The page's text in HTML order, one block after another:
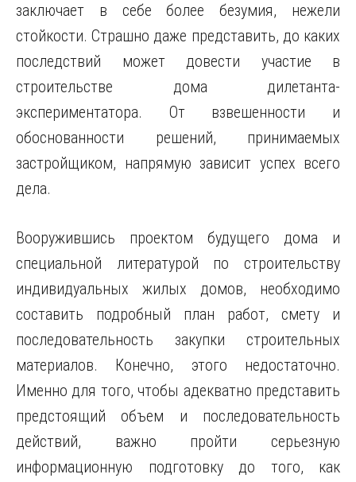
заключает в себе более безумия, нежели
стойкости. Страшно даже представить, до каких
последствий может довести участие в
строительстве дома дилетанта-
экспериментатора. От взвешенности и
обоснованности решений, принимаемых
застройщиком, напрямую зависит успех всего
дела.
Вооружившись проектом будущего дома и
специальной литературой по строительству
индивидуальных жилых домов, необходимо
составить подробный план работ, смету и
последовательность закупки строительных
материалов. Конечно, этого недостаточно.
Именно для того, чтобы адекватно представить
предстоящий объем и последовательность
действий, важно пройти серьезную
информационную подготовку до того, как